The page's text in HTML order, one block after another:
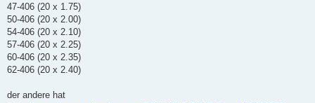
47-406 (20 x 1.75)
50-406 (20 x 2.00)
54-406 (20 x 2.10)
57-406 (20 x 2.25)
60-406 (20 x 2.35)
62-406 (20 x 2.40)
der andere hat